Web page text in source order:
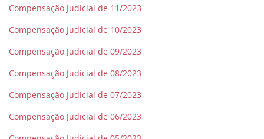
Compensação Judicial de 11/2023
Compensação Judicial de 10/2023
Compensação Judicial de 09/2023
Compensação Judicial de 08/2023
Compensação Judicial de 07/2023
Compensação Judicial de 06/2023